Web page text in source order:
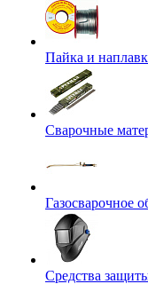
Пайка и
Сварочные
Газосварочное
Средства